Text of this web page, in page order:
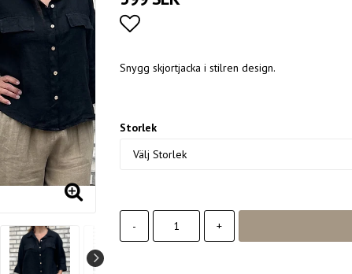
Snygg skjortjacka i stilren design.
Storlek
- +